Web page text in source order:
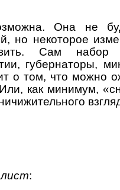
Она не
но некоторое
Сам набор
губернаторы,
о том, что можно
как минимум,
: